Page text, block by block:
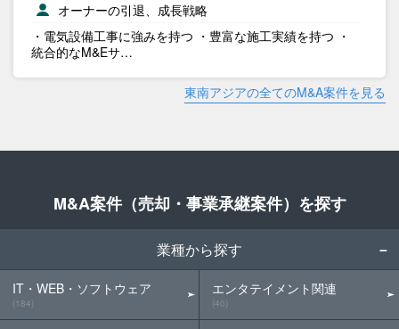
オーナーの引退、成長戦略
・電気設備工事に強みを持つ ・豊富な施工実績を持つ ・
統合的なM&Eサ…
東南アジアの全てのM&A案件を見る
M&A案件（売却・事業承継案件）を探す
業種から探す
IT・WEB・ソフトウェア
(184)
エンタテイメント関連
(40)